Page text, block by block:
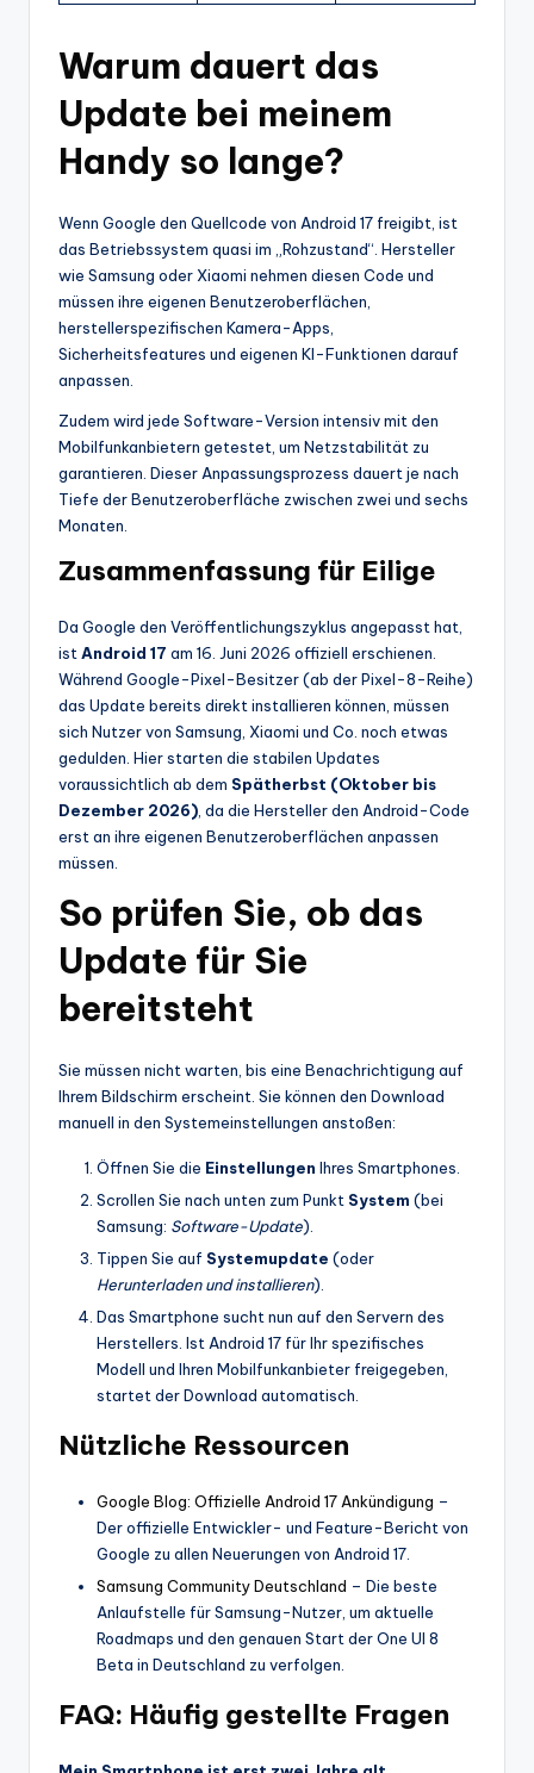
Warum dauert das
Update bei meinem
Handy so lange?
Wenn Google den Quellcode von Android 17 freigibt, ist
das Betriebssystem quasi im „Rohzustand“. Hersteller
wie Samsung oder Xiaomi nehmen diesen Code und
müssen ihre eigenen Benutzeroberflächen,
herstellerspezifischen Kamera-Apps,
Sicherheitsfeatures und eigenen KI-Funktionen darauf
anpassen.
Zudem wird jede Software-Version intensiv mit den
Mobilfunkanbietern getestet, um Netzstabilität zu
garantieren. Dieser Anpassungsprozess dauert je nach
Tiefe der Benutzeroberfläche zwischen zwei und sechs
Monaten.
Zusammenfassung für Eilige
Da Google den Veröffentlichungszyklus angepasst hat,
ist Android 17 am 16. Juni 2026 offiziell erschienen.
Während Google-Pixel-Besitzer (ab der Pixel-8-Reihe)
das Update bereits direkt installieren können, müssen
sich Nutzer von Samsung, Xiaomi und Co. noch etwas
gedulden. Hier starten die stabilen Updates
voraussichtlich ab dem Spätherbst (Oktober bis
Dezember 2026) , da die Hersteller den Android-Code
erst an ihre eigenen Benutzeroberflächen anpassen
müssen.
So prüfen Sie, ob das
Update für Sie
bereitsteht
Sie müssen nicht warten, bis eine Benachrichtigung auf
Ihrem Bildschirm erscheint. Sie können den Download
manuell in den Systemeinstellungen anstoßen:
Öffnen Sie die Einstellungen Ihres Smartphones.
Scrollen Sie nach unten zum Punkt System (bei
Samsung: Software-Update).
Tippen Sie auf Systemupdate (oder
Herunterladen und installieren).
Das Smartphone sucht nun auf den Servern des
Herstellers. Ist Android 17 für Ihr spezifisches
Modell und Ihren Mobilfunkanbieter freigegeben,
startet der Download automatisch.
Nützliche Ressourcen
Google Blog: Offizielle Android 17 Ankündigung –
Der offizielle Entwickler- und Feature-Bericht von
Google zu allen Neuerungen von Android 17.
Samsung Community Deutschland – Die beste
Anlaufstelle für Samsung-Nutzer, um aktuelle
Roadmaps und den genauen Start der One UI 8
Beta in Deutschland zu verfolgen.
FAQ: Häufig gestellte Fragen